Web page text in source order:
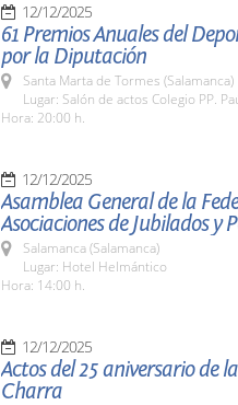
12/12/2025
61 Premios Anuales del
por la Diputación
Santa Marta de Tormes (Salamanca)
Lugar: Salón de actos Colegio PP.
Hora: 20:00 h.
12/12/2025
Asamblea General de la
Asociaciones de Jubilados y
Salamanca (Salamanca)
Lugar: Hotel Helmántico
Hora: 14:00 h.
12/12/2025
Actos del 25 aniversario de
Charra